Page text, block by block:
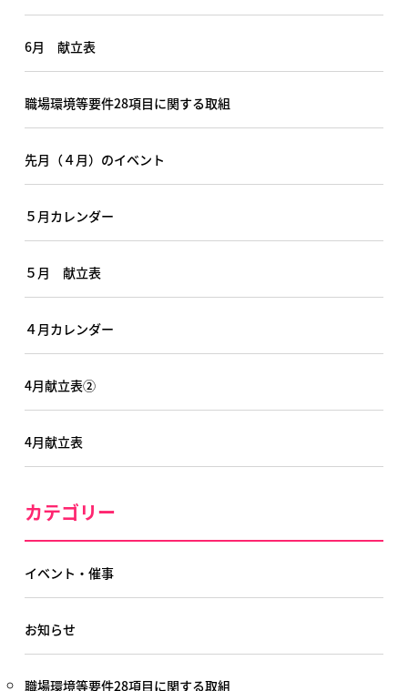
6月 献立表
職場環境等要件28項目に関する取組
先月（４月）のイベント
５月カレンダー
５月 献立表
４月カレンダー
4月献立表②
4月献立表
カテゴリー
イベント・催事
お知らせ
職場環境等要件28項目に関する取組